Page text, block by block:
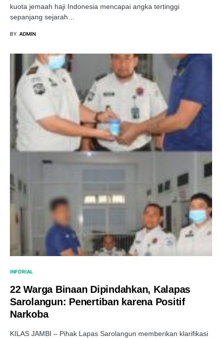
kuota jemaah haji Indonesia mencapai angka tertinggi
sepanjang sejarah…
BY ADMIN
INFORIAL
22 Warga Binaan Dipindahkan, Kalapas
Sarolangun: Penertiban karena Positif
Narkoba
KILAS JAMBI – Pihak Lapas Sarolangun memberikan klarifikasi